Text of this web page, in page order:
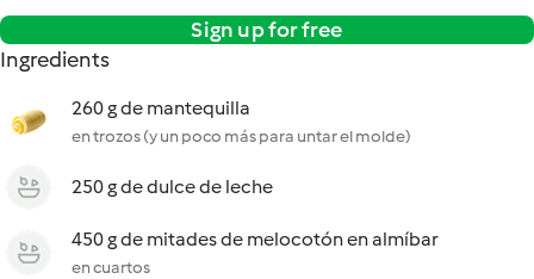
Sign up for free
Ingredients
260 g de mantequilla
en trozos (y un poco más para untar el molde)
250 g de dulce de leche
450 g de mitades de melocotón en almíbar
en cuartos